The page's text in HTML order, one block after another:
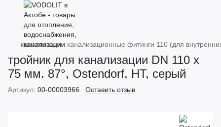
канализация канализационные фитинги 110 (для
тройник для канализации DN 110 х
75 мм. 87°, Ostendorf, HT, серый
Артикул: 00-00003966 Оставить отзыв